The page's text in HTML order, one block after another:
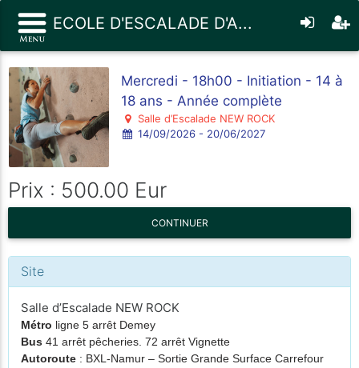
ECOLE D'ESCALADE D'A...
Mercredi - 18h00 - Initiation - 14 à
18 ans - Année complète
Salle d’Escalade NEW ROCK
14/09/2026 - 20/06/2027
Prix : 500.00 Eur
CONTINUER
Site
Salle d’Escalade NEW ROCK
Métro ligne 5 arrêt Demey
Bus 41 arrêt pêcheries. 72 arrêt Vignette
Autoroute : BXL-Namur – Sortie Grande Surface Carrefour